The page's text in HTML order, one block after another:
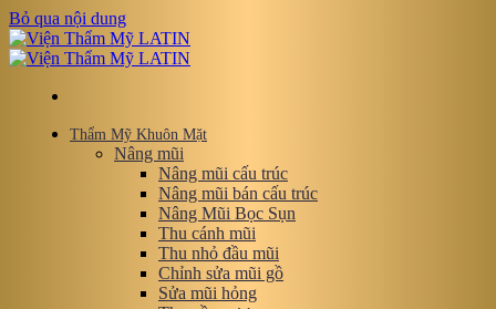
Bỏ qua nội dung
Thẩm Mỹ Khuôn Mặt
Nâng mũi
Nâng mũi cấu trúc
Nâng mũi bán cấu trúc
Nâng Mũi Bọc Sụn
Thu cánh mũi
Thu nhỏ đầu mũi
Chỉnh sửa mũi gồ
Sửa mũi hỏng